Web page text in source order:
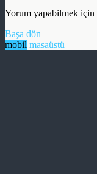
Yorum yapabilmek için
Başa dön
mobil masaüstü